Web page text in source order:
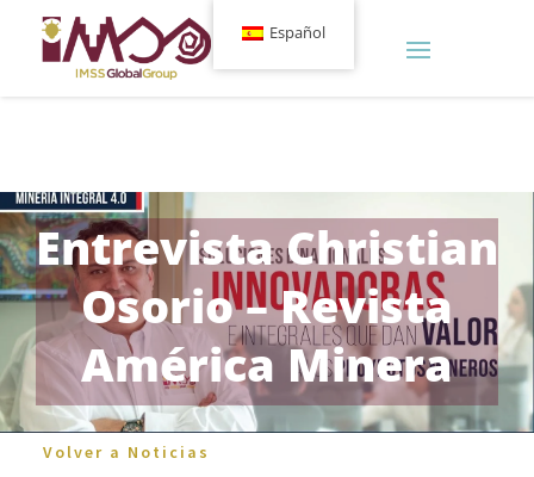
Entrevista Christian
Osorio – Revista
América Minera
Volver a Noticias
Español